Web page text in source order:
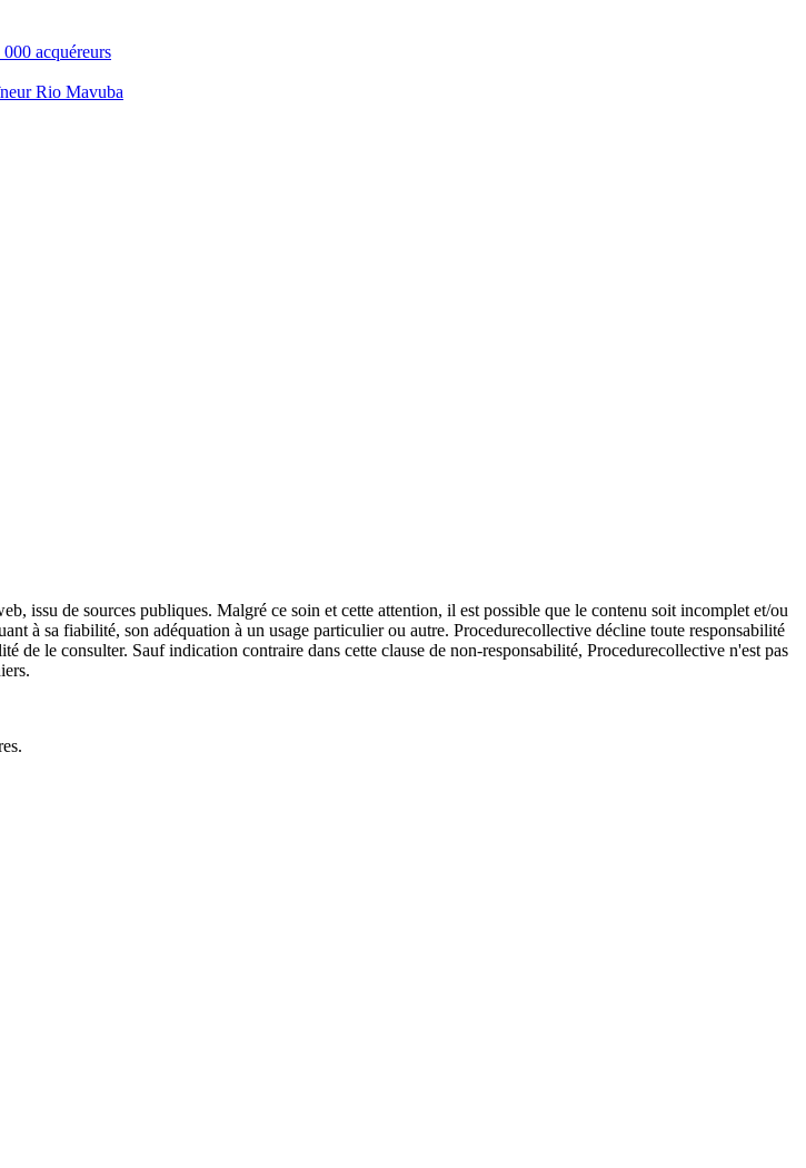
acquéreurs
Rio Mavuba
issu de sources publiques. Malgré ce soin et cette attention, il est possible que le contenu soit incomplet et/ou
à sa fiabilité, son adéquation à un usage particulier ou autre. Procedurecollective décline toute responsabilité
de le consulter. Sauf indication contraire dans cette clause de non-responsabilité, Procedurecollective n'est pas